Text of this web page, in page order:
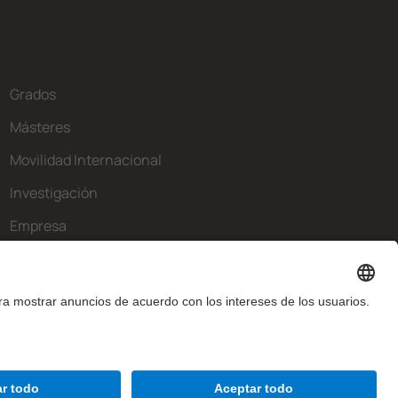
Grados
Másteres
Movilidad Internacional
Investigación
Empresa
¿Qué necesitas?
Configuración de privadesa